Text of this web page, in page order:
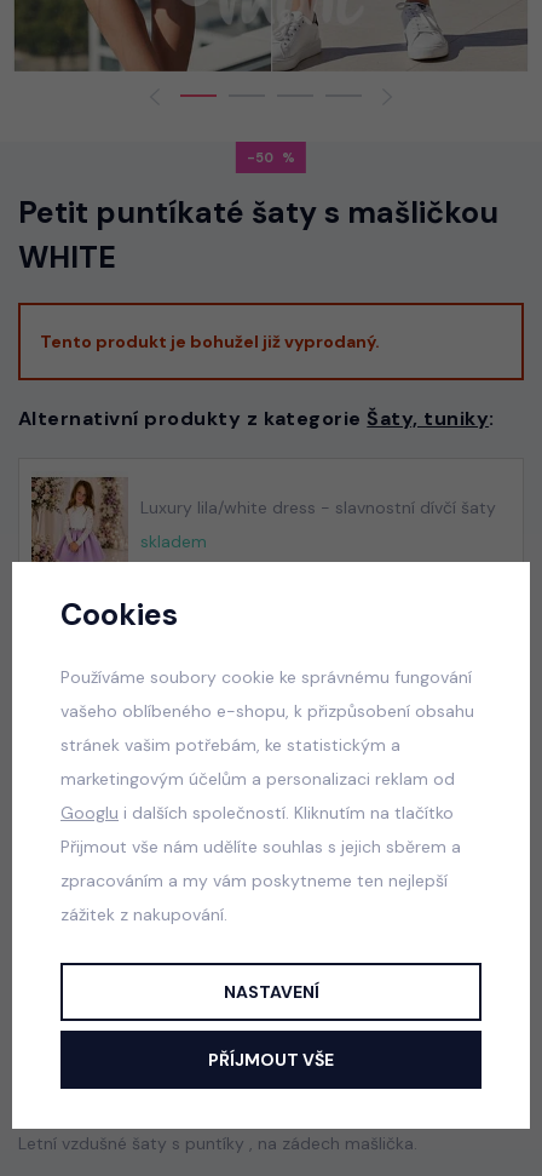
-50
Petit puntíkaté šaty s mašličkou
WHITE
Tento produkt je bohužel již vyprodaný.
Alternativní produkty z kategorie Šaty, tuniky:
Luxury lila/white dress - slavnostní dívčí šaty
skladem
Luxury royal blue dress
550 Kč
Luxury Smaragd dress - luxusní dívčí šaty
skladem
Jak vybrat správnou velikost?
Letní vzdušné šaty s puntíky , na zádech mašlička.
Cookies
Používáme soubory cookie ke správnému fungování
vašeho oblíbeného e-shopu, k přizpůsobení obsahu
stránek vašim potřebám, ke statistickým a
marketingovým účelům a personalizaci reklam od
Googlu i dalších společností. Kliknutím na tlačítko
Přijmout vše nám udělíte souhlas s jejich sběrem a
zpracováním a my vám poskytneme ten nejlepší
zážitek z nakupování.
NASTAVENÍ
PŘÍJMOUT VŠE